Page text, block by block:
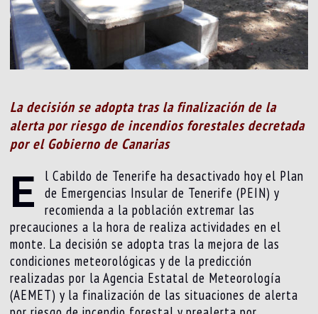
La decisión se adopta tras la finalización de la
alerta por riesgo de incendios forestales decretada
por el Gobierno de Canarias
E
l Cabildo de Tenerife ha desactivado hoy el Plan
de Emergencias Insular de Tenerife (PEIN) y
recomienda a la población extremar las
precauciones a la hora de realiza actividades en el
monte. La decisión se adopta tras la mejora de las
condiciones meteorológicas y de la predicción
realizadas por la Agencia Estatal de Meteorología
(AEMET) y la finalización de las situaciones de alerta